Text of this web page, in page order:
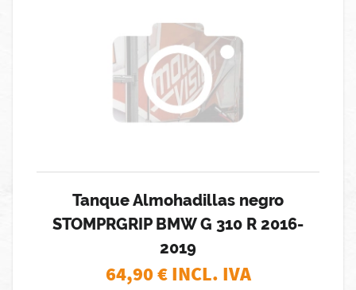
Tanque Almohadillas negro
STOMPRGRIP BMW G 310 R 2016-
2019
64,90€ INCL. IVA